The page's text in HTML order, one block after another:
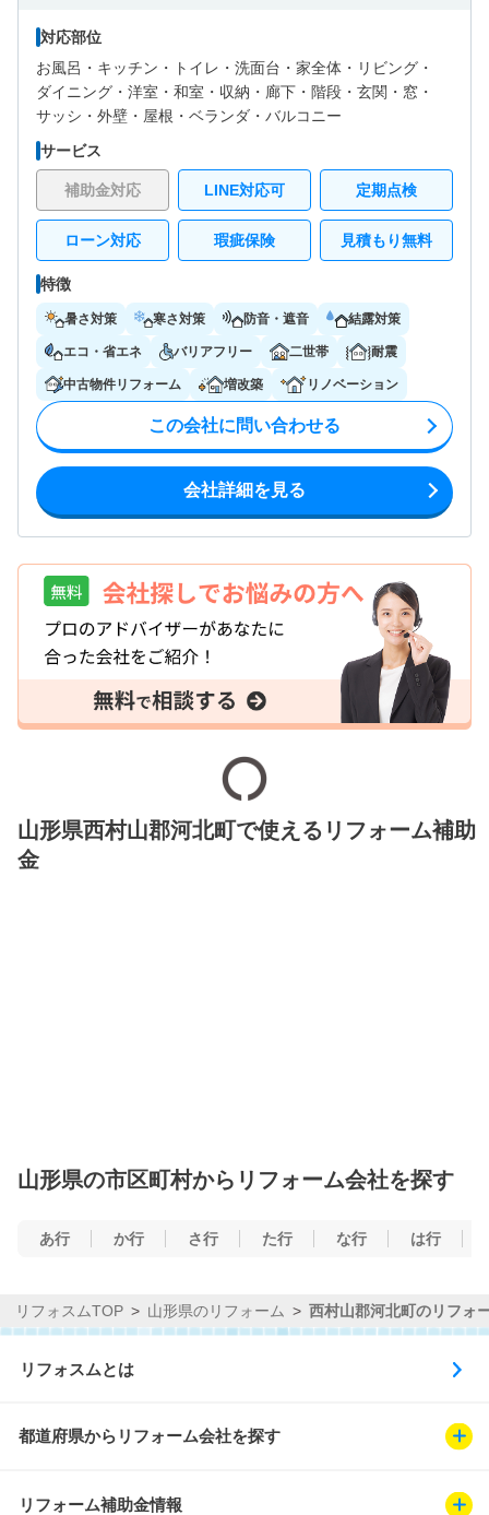
対応部位
お風呂・ キッチン・ トイレ・ 洗面台・ 家全体・ リビング・
ダイニング・ 洋室・ 和室・ 収納・ 廊下・ 階段・ 玄関・ 窓・
サッシ・ 外壁・ 屋根・ ベランダ・バルコニー
サービス
補助金対応 LINE対応可 定期点検
ローン対応 瑕疵保険 見積もり無料
特徴
暑さ対策 寒さ対策 防音・遮音 結露対策
エコ・省エネ バリアフリー 二世帯 耐震
中古物件リフォーム 増改築 リノベーション
この会社に問い合わせる
会社詳細を見る
山形県西村山郡河北町で使えるリフォーム補助
金
山形県の市区町村からリフォーム会社を探す
あ行 か行 さ行 た行 な行 は行
リフォスムTOP 山形県のリフォーム 西村山郡河北町のリフォ
リフォスムとは
都道府県からリフォーム会社を探す
リフォーム補助金情報